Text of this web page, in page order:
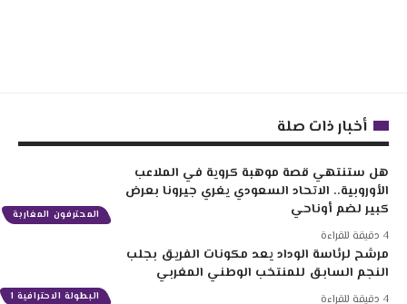
أخبار ذات صلة
المحترفون المغاربة
هل ستنتهي قصة موهبة كروية في الملاعب
الأوروبية.. الاتحاد السعودي يغري جيرونا بعرض
كبير لضم أوناحي
البطولة الاحترافية 1
مرشح لرئاسة الوداد يعد مكونات الفريق بجلب
النجم السابق للمنتخب الوطني المغربي